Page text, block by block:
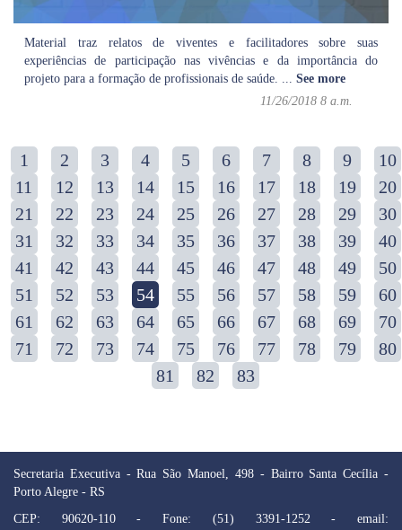
Material traz relatos de viventes e facilitadores sobre suas
experiências de participação nas vivências e da importância do
projeto para a formação de profissionais de saúde. ... See more
11/26/2018 8 a.m.
1 2 3 4 5 6 7 8 9
10
11
12 13 14 15 16 17 18 19
20
21
22 23 24 25 26 27 28 29
30
31
32 33 34 35 36 37 38 39
40
41
42 43 44 45 46 47 48 49
50
51
52 53 54 55 56 57 58 59
60
61
62 63 64 65 66 67 68 69
70
71
72 73 74 75 76 77 78 79
80
81
82 83
Secretaria Executiva - Rua São Manoel, 498 - Bairro Santa Cecília -
Porto Alegre - RS
CEP: 90620-110 - Fone: (51) 3391-1252 - email: